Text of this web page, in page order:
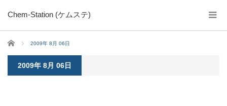
Chem-Station (ケムステ)
ホーム 2009年 8月 06日
2009年 8月 06日